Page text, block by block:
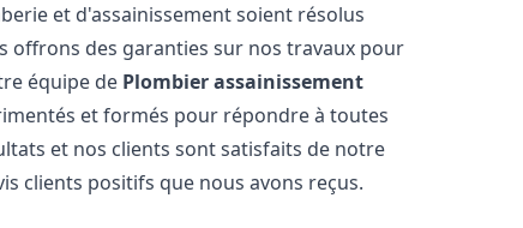
et d'assainissement soient résolus
des garanties sur nos travaux pour
équipe de Plombier assainissement
et formés pour répondre à toutes
et nos clients sont satisfaits de notre
clients positifs que nous avons reçus.